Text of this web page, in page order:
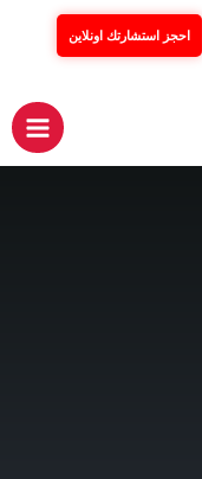
احجز استشارتك اونلاين